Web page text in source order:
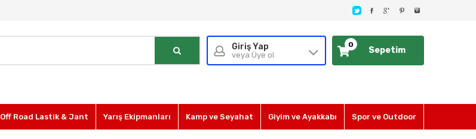
Giriş Yap
veya Üye ol Sepetim
0
Off Road Lastik & Jant Yarış Ekipmanları Kamp ve Seyahat Giyim ve Ayakkabı Spor ve Outdoor